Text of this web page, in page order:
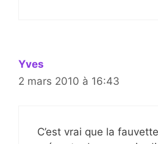
Yves
2 mars 2010 à 16:43
C’est vrai que la